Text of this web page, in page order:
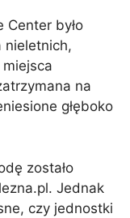
Center było
nieletnich,
na
głęboko
zostało
Jednak
czy jednostki